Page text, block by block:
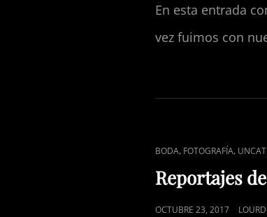
En esta entrada
vez fuimos con
ENLACES
DE
CATEGORÍAS
BODA, FOTOGRAFÍA,
Reportajes
PUBLICADO
OCTUBRE 23, 2017